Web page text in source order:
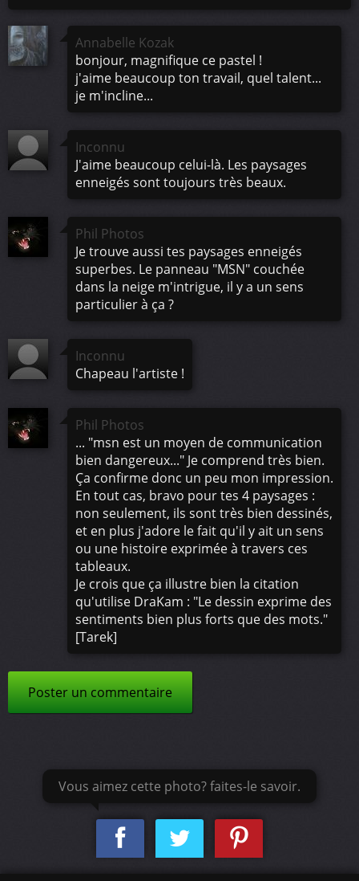
Annabelle Kozak
bonjour, magnifique ce pastel !
j'aime beaucoup ton travail, quel talent...
je m'incline...
Inconnu
J'aime beaucoup celui-là. Les paysages
enneigés sont toujours très beaux.
Phil Photos
Je trouve aussi tes paysages enneigés
superbes. Le panneau "MSN" couchée
dans la neige m'intrigue, il y a un sens
particulier à ça ?
Inconnu
Chapeau l'artiste !
Phil Photos
... "msn est un moyen de communication
bien dangereux..." Je comprend très bien.
Ça confirme donc un peu mon impression.
En tout cas, bravo pour tes 4 paysages :
non seulement, ils sont très bien dessinés,
et en plus j'adore le fait qu'il y ait un sens
ou une histoire exprimée à travers ces
tableaux.
Je crois que ça illustre bien la citation
qu'utilise DraKam : "Le dessin exprime des
sentiments bien plus forts que des mots."
[Tarek]
Poster un commentaire
Vous aimez cette photo? faites-le savoir.